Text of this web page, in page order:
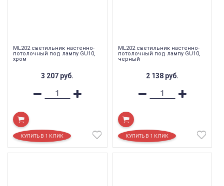
ML202 светильник настенно-
потолочный под лампу GU10,
хром
3 207 руб.
ML202 светильник настенно-
потолочный под лампу GU10,
черный
2 138 руб.